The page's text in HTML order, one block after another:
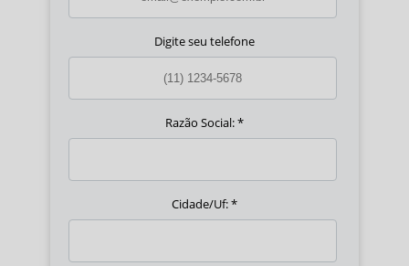
Digite seu telefone
Razão Social:*
Cidade/Uf:*